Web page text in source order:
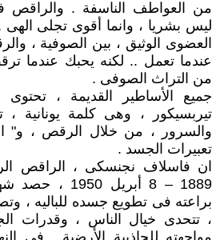
من العواطف الناسفة .
ليس بشريا ، وانما أقوى تجلى الهى .
العضوى الوثيق ، بين الصوفية ،
عندما تعمل .. لكنه يحبك عندما
من التراث الصوفى .
جميع الأساطير القديمة ،
تيربسيكور ، وهى كلمة يونانية ،
والسرور ، من خلال الرقص ، و"
تعبيرات الجسد .
1889 – 8 أبريل
براعته فى تطويع جسده للباليه ،
، تتحدى خيال الناس ، وقدرات